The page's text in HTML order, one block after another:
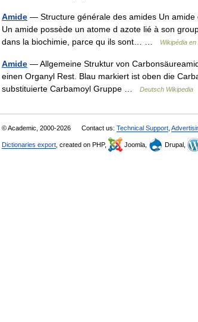
Amide — Structure générale des amides Un amide
Un amide possède un atome d azote lié à son
dans la biochimie, parce qu ils sont… …
Wikipédia
Amide — Allgemeine Struktur von
einen Organyl Rest. Blau markiert ist oben die
substituierte Carbamoyl Gruppe …
Deutsch Wikipedia
© Academic, 2000-2026 Contact us: Technical Support
Dictionaries export , created on PHP, Joomla, Drupal,